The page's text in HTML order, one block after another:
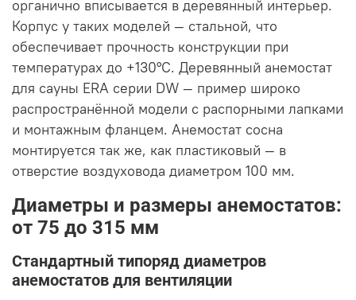
органично вписывается в деревянный интерьер.
Корпус у таких моделей — стальной, что
обеспечивает прочность конструкции при
температурах до +130°C. Деревянный анемостат
для сауны ERA серии DW — пример широко
распространённой модели с распорными лапками
и монтажным фланцем. Анемостат сосна
монтируется так же, как пластиковый — в
отверстие воздуховода диаметром 100 мм.
Диаметры и размеры анемостатов:
от 75 до 315 мм
Стандартный типоряд диаметров
анемостатов для вентиляции